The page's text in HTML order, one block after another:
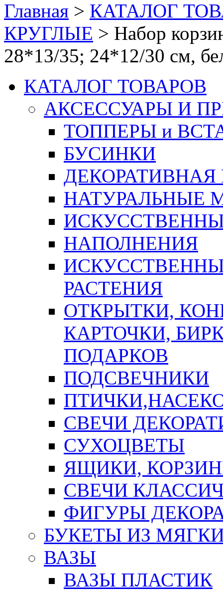
Главная > КАТАЛОГ
КРУГЛЫЕ > Набор
28*13/35; 24*12/30 см,
КАТАЛОГ ТОВАРОВ
АКСЕССУАРЫ И
ТОППЕРЫ и
БУСИНКИ
ДЕКОРАТИВНАЯ
НАТУРАЛЬНЫЕ
НАПОЛНЕНИЯ
РАСТЕНИЯ
ОТКРЫТКИ,
КАРТОЧКИ,
ПОДАРКОВ
ПОДСВЕЧНИКИ
СВЕЧИ
СУХОЦВЕТЫ
ЯЩИКИ,
СВЕЧИ
ФИГУРЫ
БУКЕТЫ ИЗ
ВАЗЫ
ВАЗЫ ПЛАСТИК